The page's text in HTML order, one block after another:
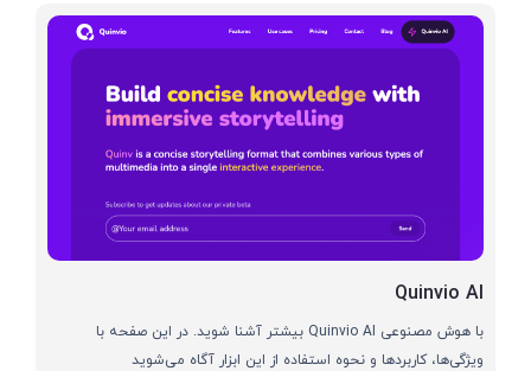
Quinvio AI
با هوش مصنوعی Quinvio AI بیشتر آشنا شوید. در این صفحه با
ویژگی‌ها، کاربردها و نحوه استفاده از این ابزار آگاه می‌شوید